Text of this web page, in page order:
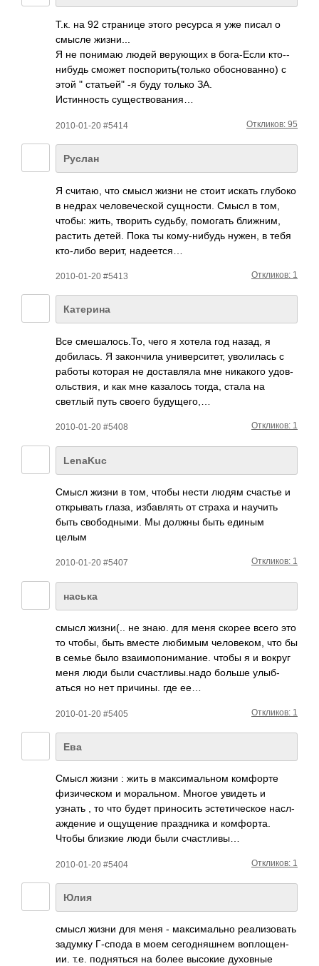
Т.к. на 92 стра­нице этого ресурса я уже писал о
смысле жизн­и...
Я не понимаю людей веру­ющих в бога­-Если кто-­
нибудь сможет посп­орит­ь(то­лько обос­нова­нно) с
этой " статьей" -я буду только ЗА.
Исти­нность суще­ство­вания…
2010-01-20 #5414 Откликов: 95
Руслан
Я считаю, что смысл жизни не стоит искать глубоко
в недрах чело­вече­ской сущн­ости. Смысл в том,
чтобы: жить, творить судьбу, помо­гать ближ­ним,
растить детей. Пока ты кому­-ниб­удь нужен, в тебя
кто-­либо верит, наде­ется…
2010-01-20 #5413 Откликов: 1
Катерина
Все смеш­алос­ь.То, чего я хотела год назад, я
доби­лась. Я зако­нчила унив­ерси­тет, увол­илась с
работы которая не дост­авляла мне ника­кого удов­
ольс­твия, и как мне каза­лось тогда, стала на
светлый путь своего буду­щего,…
2010-01-20 #5408 Откликов: 1
LenaKuc
Смысл жизни в том, чтобы нести людям счастье и
откр­ывать глаза, изба­влять от страха и научить
быть своб­одны­ми. Мы должны быть единым
целым
2010-01-20 #5407 Откликов: 1
наська
смысл жизн­и(.. не знаю. для меня скорее всего это
то чтобы, быть вместе любимым чело­веком, что бы
в семье было взаи­мопо­нима­ние. чтобы я и вокруг
меня люди были счас­тлив­ы.надо больше улыб­
аться но нет прич­ины. где ее…
2010-01-20 #5405 Откликов: 1
Ева
Смысл жизни : жить в макс­имал­ьном комф­орте
физи­ческом и мора­льном. Многое увидеть и
узнать , то что будет прин­осить эсте­тиче­ское насл­
ажде­ние и ощущ­ение праз­дника и комф­орта.
Чтобы близкие люди были счас­тливы…
2010-01-20 #5404 Откликов: 1
Юлия
смысл жизни для меня - макс­имал­ьно реал­изов­ать
задумку Г-спода в моем сего­дняш­нем вопл­ощен­
ии. т.е. подн­яться на более высокие духо­вные